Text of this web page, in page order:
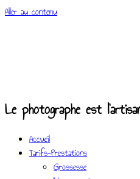
Aller au contenu
Le photographe est
Accueil
Tarifs-Prestations
Grossesse